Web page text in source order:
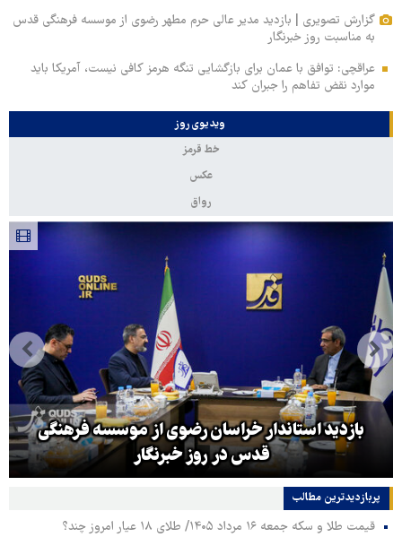
گزارش تصویری | بازدید مدیر عالی حرم مطهر رضوی از موسسه فرهنگی قدس
به مناسبت روز خبرنگار
عراقچی: توافق با عمان برای بازگشایی تنگه هرمز کافی نیست، آمریکا باید
موارد نقض تفاهم را جبران کند
ویدیوی روز
خط قرمز
عکس
رواق
بازدید استاندار خراسان رضوی از موسسه فرهنگی
قدس در روز خبرنگار
پربازدیدترین‌ مطالب
قیمت طلا و سکه جمعه ۱۶ مرداد ۱۴۰۵/ طلای ۱۸ عیار امروز چند؟